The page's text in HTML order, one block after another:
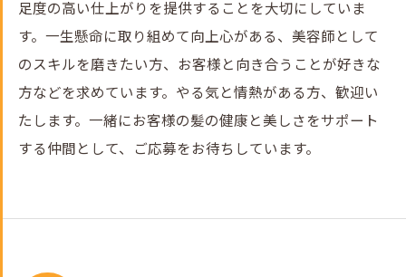
足度の高い仕上がりを提供することを大切にしていま
す。一生懸命に取り組めて向上心がある、美容師として
のスキルを磨きたい方、お客様と向き合うことが好きな
方などを求めています。やる気と情熱がある方、歓迎い
たします。一緒にお客様の髪の健康と美しさをサポート
する仲間として、ご応募をお待ちしています。